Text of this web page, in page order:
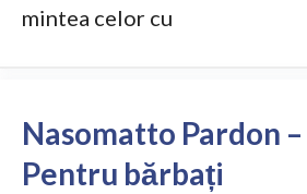
mintea celor cu
Nasomatto Pardon
Pentru bărbați